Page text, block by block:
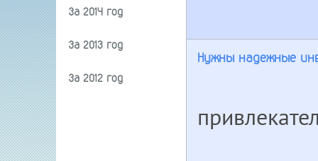
За 2014 год
За 2013 год
За 2012 год
Нужны надежные